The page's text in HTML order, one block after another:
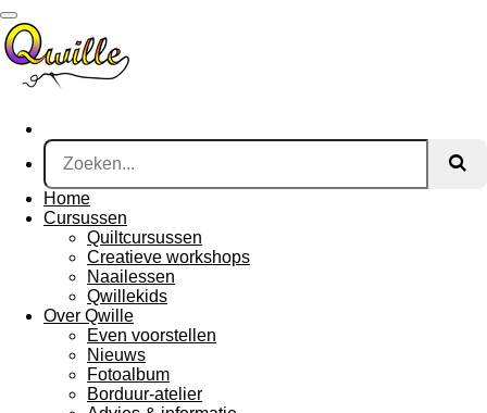
Ga
direct
naar
de
Home
Cursussen
Quiltcursussen
Creatieve workshops
Naailessen
Qwillekids
Over Qwille
Even voorstellen
Nieuws
Fotoalbum
Borduur-atelier